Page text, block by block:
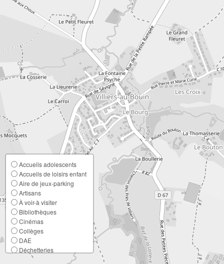
Accueils adolescents
Accueils de loisirs enfant
Aire de jeux-parking
Artisans
À voir-à visiter
Bibliothèques
Cinémas
Collèges
DAE
Déchetteries
Ecoles élémentaires